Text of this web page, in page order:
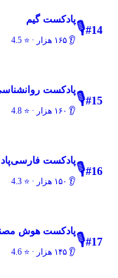
#14
🎙️پادکست گیم
👂 ۱۶۵ هزار · ⭐
4.5
#15
🎙️پادکست
👂 ۱۶۰ هزار · ⭐
4.8
#16
🎙️پادکست فارسی‌پاد
👂 ۱۵۰ هزار · ⭐
4.3
#17
🎙️پادکست هوش
👂 ۱۴۵ هزار · ⭐
4.6